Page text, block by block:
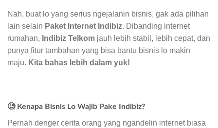
Nah, buat lo yang serius ngejalanin bisnis, gak ada pilihan
lain selain Paket Internet Indibiz. Dibanding internet
rumahan, Indibiz Telkom jauh lebih stabil, lebih cepat, dan
punya fitur tambahan yang bisa bantu bisnis lo makin
maju. Kita bahas lebih dalam yuk!
🧐 Kenapa Bisnis Lo Wajib Pake Indibiz?
Pernah denger cerita orang yang ngandelin internet biasa